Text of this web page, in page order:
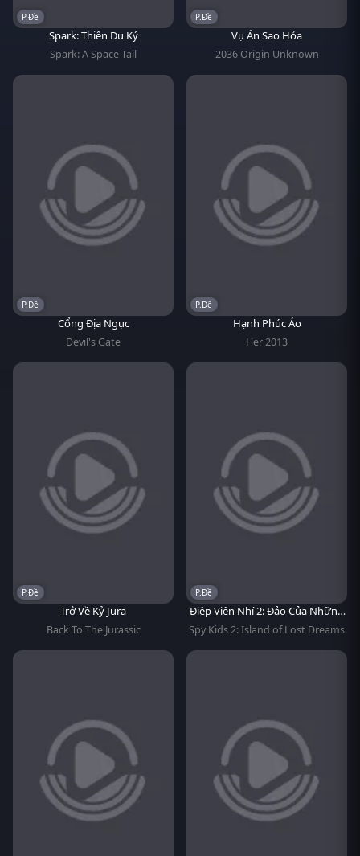
P.Đề
Spark: Thiên Du Ký
Spark: A Space Tail
P.Đề
Vụ Án Sao Hỏa
2036 Origin Unknown
P.Đề
Cổng Địa Ngục
Devil's Gate
P.Đề
Hạnh Phúc Ảo
Her 2013
P.Đề
Trở Về Kỷ Jura
Back To The Jurassic
P.Đề
Điệp Viên Nhí 2: Đảo Của Những
Giấc Mơ Đã Mất
Spy Kids 2: Island of Lost Dreams